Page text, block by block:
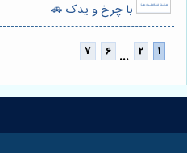
با چرخ و یدک 🚗
...